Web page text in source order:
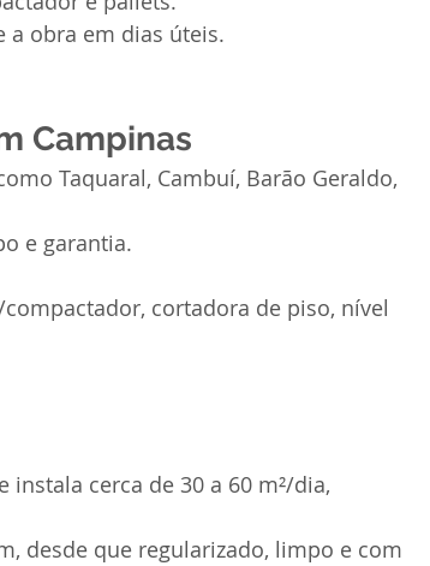
a obra em dias úteis.
Campinas
Taquaral, Cambuí, Barão Geraldo,
e garantia.
cortadora de piso, nível
cerca de 30 a 60 m²/dia,
desde que regularizado, limpo e com